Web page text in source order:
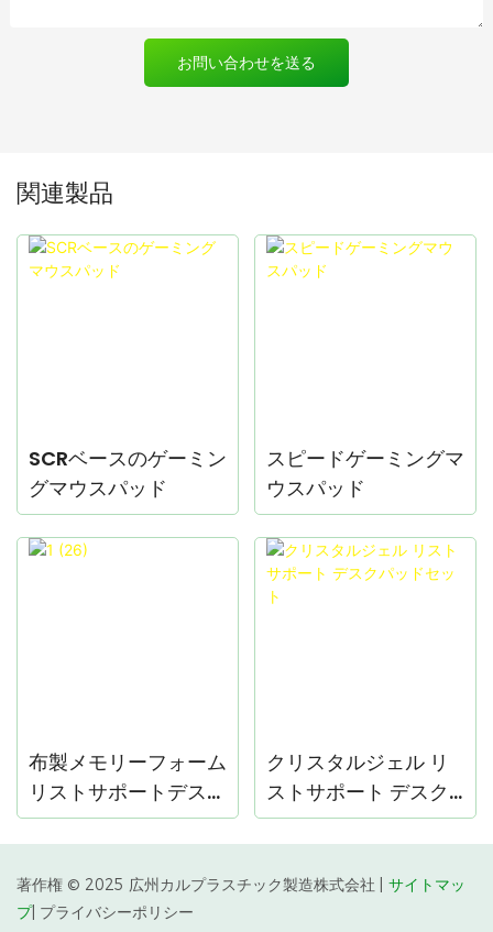
お問い合わせを送る
関連製品
SCRベースのゲーミン
グマウスパッド
スピードゲーミングマ
ウスパッド
布製メモリーフォーム
リストサポートデスク
パッドセット
クリスタルジェル リ
ストサポート デスク
パッドセット
著作権 © 2025 広州カルプラスチック製造株式会社 |
サイトマッ
プ| プライバシーポリシー